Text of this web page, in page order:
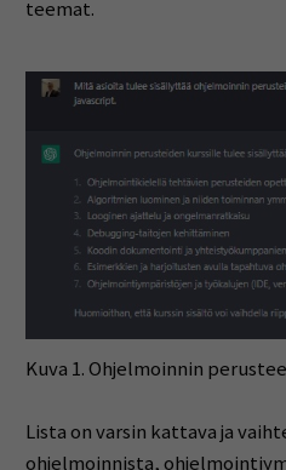
teemat.
Kuva 1. Ohjelmoinnin
Lista on varsin kattava ja
ohjelmoinnista,